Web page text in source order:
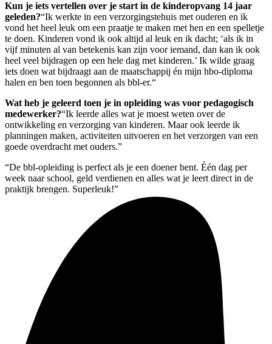
Kun je iets vertellen over je start in de kinderopvang 14 jaar
geleden?“Ik werkte in een verzorgingstehuis met ouderen en ik
vond het heel leuk om een praatje te maken met hen en een spelletje
te doen. Kinderen vond ik ook altijd al leuk en ik dacht; ‘als ik in
vijf minuten al van betekenis kan zijn voor iemand, dan kan ik ook
heel veel bijdragen op een hele dag met kinderen.’ Ik wilde graag
iets doen wat bijdraagt aan de maatschappij én mijn hbo-diploma
halen en ben toen begonnen als bbl-er.“
Wat heb je geleerd toen je in opleiding was voor pedagogisch
medewerker?“Ik leerde alles wat je moest weten over de
ontwikkeling en verzorging van kinderen. Maar ook leerde ik
planningen maken, activiteiten uitvoeren en het verzorgen van een
goede overdracht met ouders.”
“De bbl-opleiding is perfect als je een doener bent. Één dag per
week naar school, geld verdienen en alles wat je leert direct in de
praktijk brengen. Superleuk!”